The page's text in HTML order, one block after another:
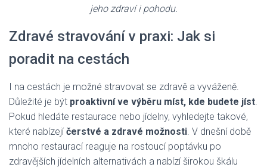
jeho zdraví i pohodu.
Zdravé stravování v praxi: Jak si
poradit na cestách
I na cestách je možné stravovat se zdravě a vyváženě.
Důležité je být proaktivní ve výběru míst, kde budete jíst
Pokud hledáte restaurace nebo jídelny, vyhledejte takové,
které nabízejíčerstvé a zdravé možnosti . V dnešní době
mnoho restaurací reaguje na rostoucí poptávku po
zdravějších jídelních alternativách a nabízí širokou škálu